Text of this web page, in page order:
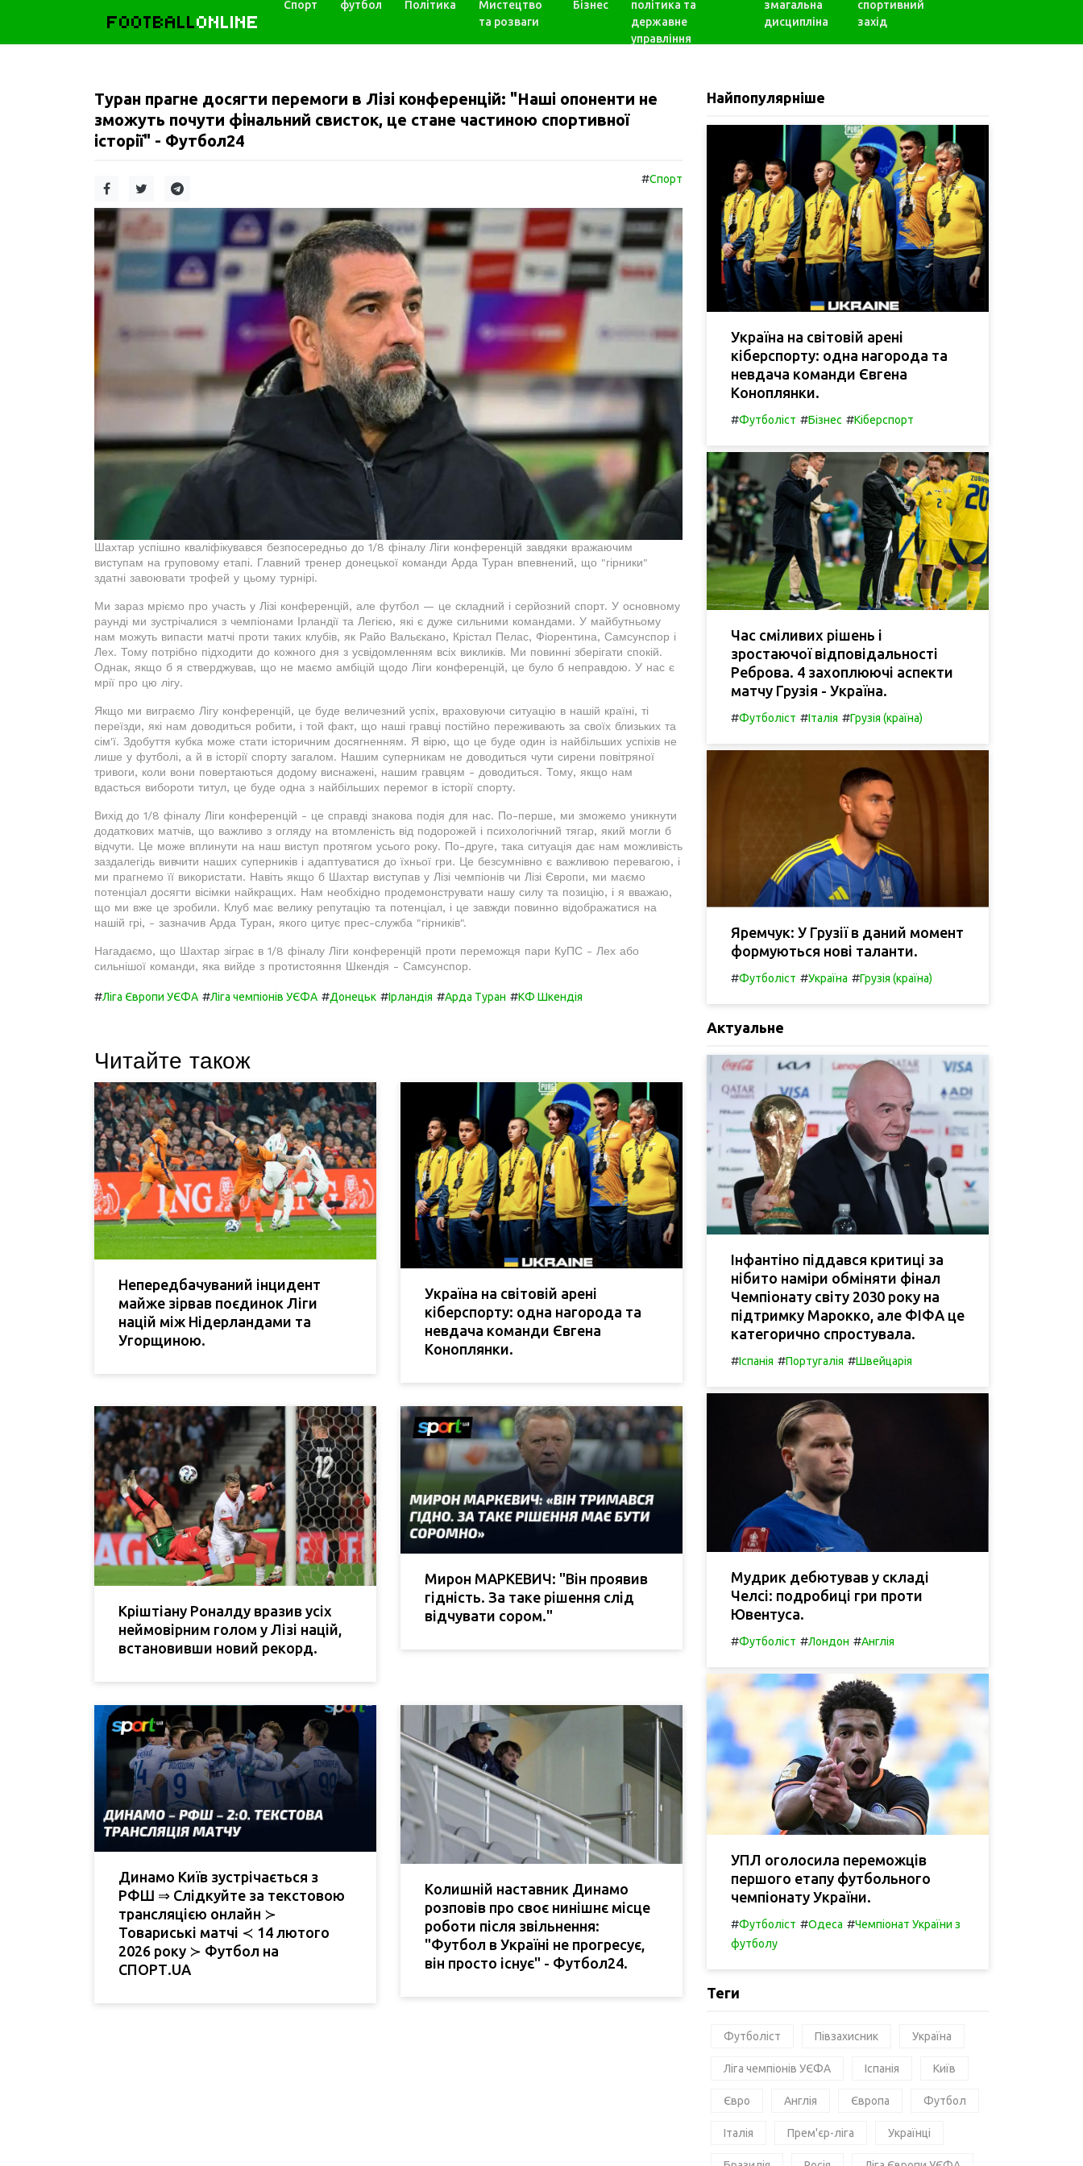
FOOTBALLONLINE
Спорт футбол Політика
Мистецтво
та розваги
Бізнес
політика та
державне
управління
змагальна
дисципліна
спортивний
захід
Туран прагне досягти перемоги в Лізі конференцій: "Наші опоненти не
зможуть почути фінальний свисток, це стане частиною спортивної
історії" - Футбол24
#Спорт
Шахтар успішно кваліфікувався безпосередньо до 1/8 фіналу Ліги конференцій завдяки вражаючим
виступам на груповому етапі. Главний тренер донецької команди Арда Туран впевнений, що "гірники"
здатні завоювати трофей у цьому турнірі.
Ми зараз мріємо про участь у Лізі конференцій, але футбол — це складний і серйозний спорт. У основному
раунді ми зустрічалися з чемпіонами Ірландії та Легією, які є дуже сильними командами. У майбутньому
нам можуть випасти матчі проти таких клубів, як Райо Вальєкано, Крістал Пелас, Фіорентина, Самсунспор і
Лех. Тому потрібно підходити до кожного дня з усвідомленням всіх викликів. Ми повинні зберігати спокій.
Однак, якщо б я стверджував, що не маємо амбіцій щодо Ліги конференцій, це було б неправдою. У нас є
мрії про цю лігу.
Якщо ми виграємо Лігу конференцій, це буде величезний успіх, враховуючи ситуацію в нашій країні, ті
переїзди, які нам доводиться робити, і той факт, що наші гравці постійно переживають за своїх близьких та
сім'ї. Здобуття кубка може стати історичним досягненням. Я вірю, що це буде один із найбільших успіхів не
лише у футболі, а й в історії спорту загалом. Нашим суперникам не доводиться чути сирени повітряної
тривоги, коли вони повертаються додому виснажені, нашим гравцям - доводиться. Тому, якщо нам
вдасться вибороти титул, це буде одна з найбільших перемог в історії спорту.
Вихід до 1/8 фіналу Ліги конференцій - це справді знакова подія для нас. По-перше, ми зможемо уникнути
додаткових матчів, що важливо з огляду на втомленість від подорожей і психологічний тягар, який могли б
відчути. Це може вплинути на наш виступ протягом усього року. По-друге, така ситуація дає нам можливість
заздалегідь вивчити наших суперників і адаптуватися до їхньої гри. Це безсумнівно є важливою перевагою, і
ми прагнемо її використати. Навіть якщо б Шахтар виступав у Лізі чемпіонів чи Лізі Європи, ми маємо
потенціал досягти вісімки найкращих. Нам необхідно продемонструвати нашу силу та позицію, і я вважаю,
що ми вже це зробили. Клуб має велику репутацію та потенціал, і це завжди повинно відображатися на
нашій грі, - зазначив Арда Туран, якого цитує прес-служба "гірників".
Нагадаємо, що Шахтар зіграє в 1/8 фіналу Ліги конференцій проти переможця пари КуПС - Лех або
сильнішої команди, яка вийде з протистояння Шкендія - Самсунспор.
#Ліга Європи УЄФА #Ліга чемпіонів УЄФА #Донецьк #Ірландія #Арда Туран #КФ Шкендія
Читайте також
Непередбачуваний інцидент
майже зірвав поєдинок Ліги
націй між Нідерландами та
Угорщиною.
Україна на світовій арені
кіберспорту: одна нагорода та
невдача команди Євгена
Коноплянки.
Кріштіану Роналду вразив усіх
неймовірним голом у Лізі націй,
встановивши новий рекорд.
Мирон МАРКЕВИЧ: "Він проявив
гідність. За таке рішення слід
відчувати сором."
Динамо Київ зустрічається з
РФШ ⇒ Слідкуйте за текстовою
трансляцією онлайн ≻
Товариські матчі ≺ 14 лютого
2026 року ≻ Футбол на
СПОРТ.UA
Колишній наставник Динамо
розповів про своє нинішнє місце
роботи після звільнення:
"Футбол в Україні не прогресує,
він просто існує" - Футбол24.
Найпопулярніше
Україна на світовій арені
кіберспорту: одна нагорода та
невдача команди Євгена
Коноплянки.
#Футболіст #Бізнес #Кіберспорт
Час сміливих рішень і
зростаючої відповідальності
Реброва. 4 захоплюючі аспекти
матчу Грузія - Україна.
#Футболіст #Італія #Грузія (країна)
Яремчук: У Грузії в даний момент
формуються нові таланти.
#Футболіст #Україна #Грузія (країна)
Актуальне
Інфантіно піддався критиці за
нібито наміри обміняти фінал
Чемпіонату світу 2030 року на
підтримку Марокко, але ФІФА це
категорично спростувала.
#Іспанія #Португалія #Швейцарія
Мудрик дебютував у складі
Челсі: подробиці гри проти
Ювентуса.
#Футболіст #Лондон #Англія
УПЛ оголосила переможців
першого етапу футбольного
чемпіонату України.
#Футболіст #Одеса #Чемпіонат України з
футболу
Теги
Футболіст Півзахисник Україна
Ліга чемпіонів УЄФА Іспанія Київ
Євро Англія Європа Футбол
Італія Прем'єр-ліга Українці